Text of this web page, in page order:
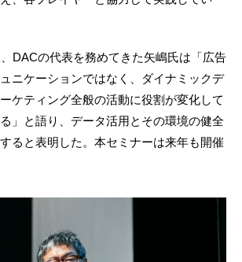
DACの代表を務めてきた矢嶋氏は「広告
ニケーションではなく、ダイナミックデ
ケティング全般の活動に役割が変化して
」と語り、データ活用とその環境の健全
ると表明した。本セミナーは来年も開催